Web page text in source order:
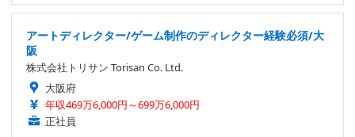
アートディレクター/ゲーム制作のディレクター経験必須/大
阪
株式会社トリサン Torisan Co. Ltd.
大阪府
年収469万6,000円～699万6,000円
正社員